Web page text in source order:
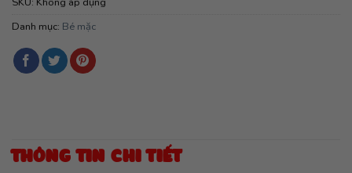
Danh mục: Bé mặc
THÔNG TIN CHI TIẾT